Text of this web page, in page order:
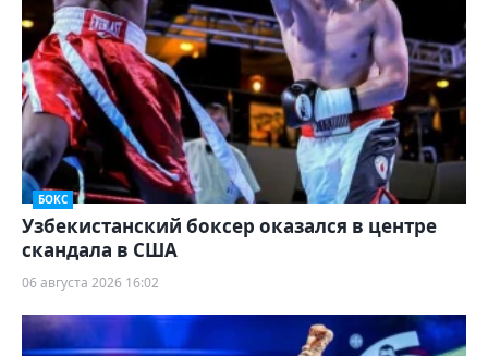
БОКС
Узбекистанский боксер оказался в центре
скандала в США
06 августа 2026 16:02